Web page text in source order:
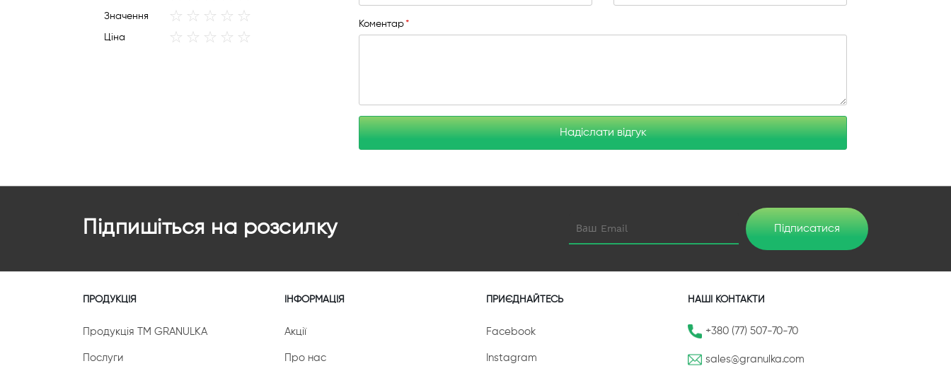
Значення
1
2
3
4
Ціна
1
2
3
4
Коментар
Надіслати відгук
Підпишіться на розсилку Підписатися
ПРОДУКЦІЯ
Продукція ТМ GRANULKA
Послуги
ІНФОРМАЦІЯ
Акції
Про нас
ПРИЄДНАЙТЕСЬ
Facebook
Instagram
НАШІ КОНТАКТИ
+380 (77) 507-70-70
sales@granulka.com